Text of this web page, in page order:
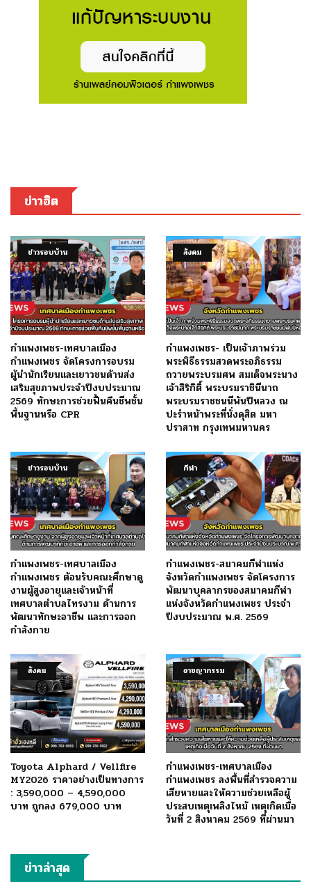
ข่าวฮิต
ข่าวรอบบ้าน
กำแพงเพชร-เทศบาลเมือง
กำแพงเพชร จัดโครงการอบรม
ผู้นำนักเรียนและเยาวชนด้านส่ง
เสริมสุขภาพประจำปีงบประมาณ
2569 ทักษะการช่วยฟื้นคืนชีพชั้น
พื้นฐานหรือ CPR
สังคม
กำแพงเพชร- เป็นเจ้าภาพร่วม
พระพิธีธรรมสวดพระอภิธรรม
ถวายพระบรมศพ สมเด็จพระนาง
เจ้าสิริกิติ์ พระบรมราชินีนาถ
พระบรมราชชนนีพันปีหลวง ณ
ปะรำหน้าพระที่นั่งดุสิต มหา
ปราสาท กรุงเทพมหานคร
ข่าวรอบบ้าน
กำแพงเพชร-เทศบาลเมือง
กำแพงเพชร ต้อนรับคณะศึกษาดู
งานผู้สูงอายุและเจ้าหน้าที่
เทศบาลตำบลไทรงาม ด้านการ
พัฒนาทักษะอาชีพ และการออก
กำลังกาย
กีฬา
กำแพงเพชร-สมาคมกีฬาแห่ง
จังหวัดกำแพงเพชร จัดโครงการ
พัฒนาบุคลากรของสมาคมกีฬา
แห่งจังหวัดกำแพงเพชร ประจำ
ปีงบประมาณ พ.ศ. 2569
สังคม
Toyota Alphard / Vellfire
MY2026 ราคาอย่างเป็นทางการ
: 3,590,000 – 4,590,000
บาท ถูกลง 679,000 บาท
อาชญากรรม
กำแพงเพชร-เทศบาลเมือง
กำแพงเพชร ลงพื้นที่สำรวจความ
เสียหายและให้ความช่วยเหลือผู้
ประสบเหตุเพลิงไหม้ เหตุเกิดเมื่อ
วันที่ 2 สิงหาคม 2569 ที่ผ่านมา
ข่าวล่าสุด